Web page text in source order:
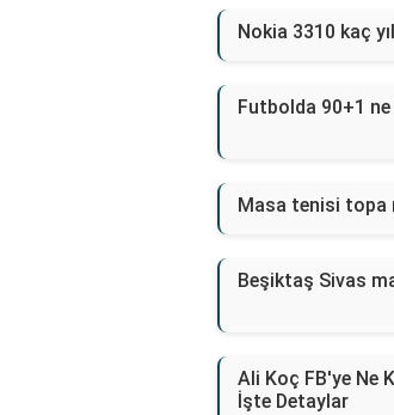
Nokia 3310 kaç
Futbolda 90+1
Masa tenisi topa
Beşiktaş Sivas
Ali Koç FB'ye Ne
İşte Detaylar